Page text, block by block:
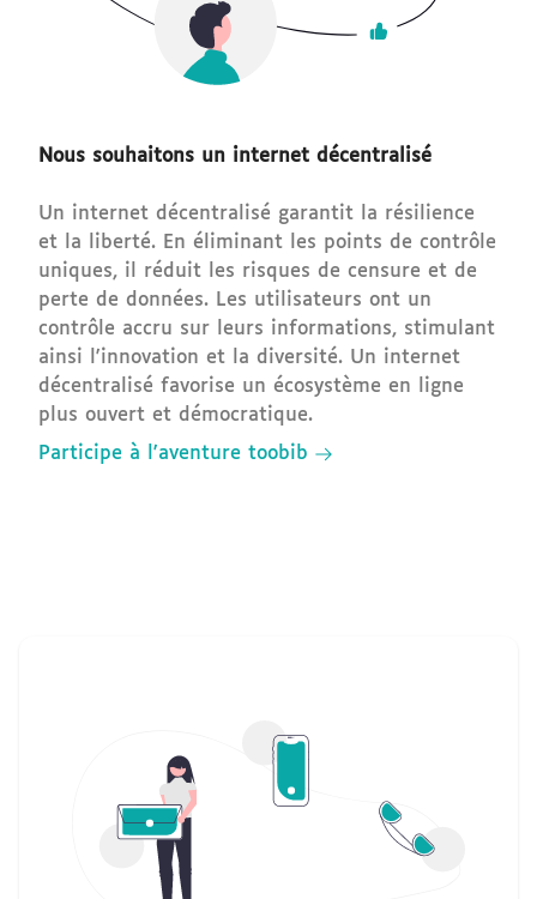
Nous souhaitons un internet décentralisé
Un internet décentralisé garantit la résilience
et la liberté. En éliminant les points de contrôle
uniques, il réduit les risques de censure et de
perte de données. Les utilisateurs ont un
contrôle accru sur leurs informations, stimulant
ainsi l'innovation et la diversité. Un internet
décentralisé favorise un écosystème en ligne
plus ouvert et démocratique.
Participe à l'aventure toobib